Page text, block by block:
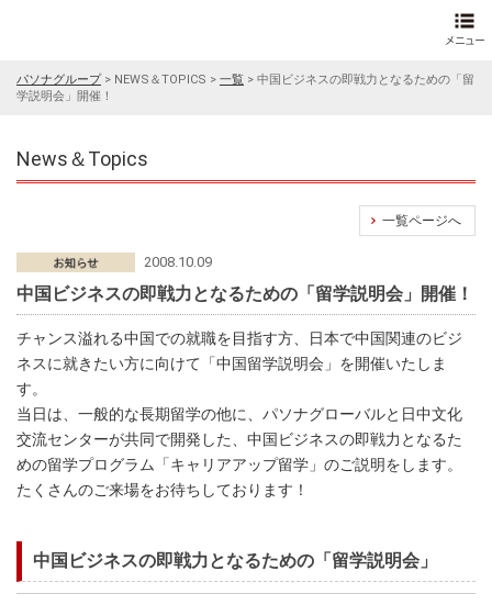
パソナグループ> NEWS＆TOPICS > 一覧 > 中国ビジネスの即戦力となるための「留
学説明会」開催！
News＆Topics
一覧ページへ
2008.10.09
中国ビジネスの即戦力となるための「留学説明会」開催！
チャンス溢れる中国での就職を目指す方、日本で中国関連のビジ
ネスに就きたい方に向けて「中国留学説明会」を開催いたしま
す。
当日は、一般的な長期留学の他に、パソナグローバルと日中文化
交流センターが共同で開発した、中国ビジネスの即戦力となるた
めの留学プログラム「キャリアアップ留学」のご説明をします。
たくさんのご来場をお待ちしております！
中国ビジネスの即戦力となるための「留学説明会」